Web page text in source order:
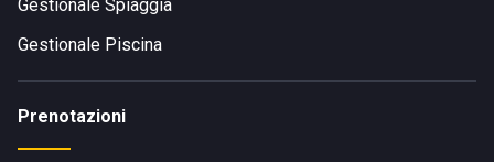
Gestionale Spiaggia
Gestionale Piscina
Prenotazioni